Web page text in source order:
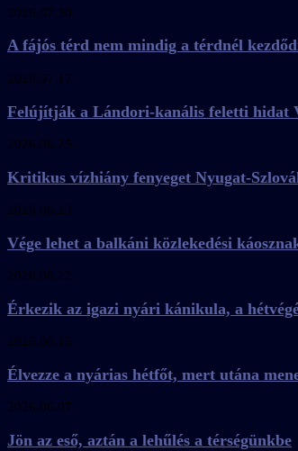
2026.07.30.
A fájós térd nem mindig a térdnél
2026.07.17.
Felújítják a Lándori-kanális feletti hidat
2026.06.25.
Kritikus vízhiány fenyeget Nyugat-
2026.06.23.
Vége lehet a balkáni közlekedési
2026.06.22.
Érkezik az igazi nyári kánikula, a
2026.06.16.
Élvezze a nyárias hétfőt, mert utána
2026.06.07.
Jön az eső, aztán a lehűlés a térségünkbe